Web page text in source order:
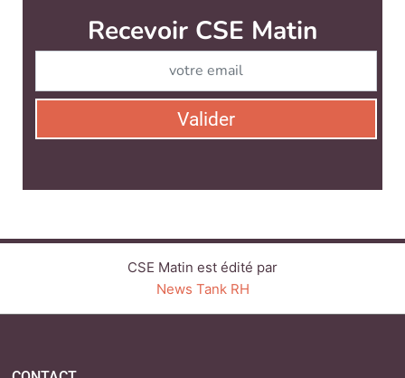
Recevoir CSE Matin
Valider
CSE Matin est édité par
News Tank RH